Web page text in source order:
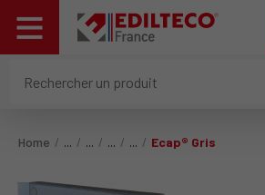
Home Ecap® Gris